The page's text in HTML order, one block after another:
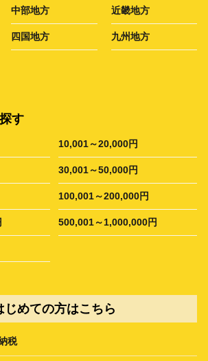
中部地方 近畿地方
四国地方 九州地方
す
10,001～20,000円
30,001～50,000円
100,001～200,000円
500,001～1,000,000円
じめての方はこちら
税